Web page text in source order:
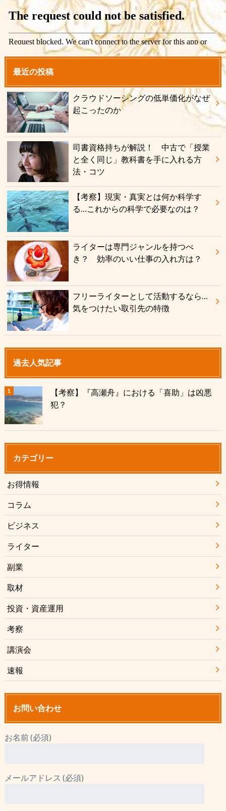
最近の投稿
クラウドソーシングの低単価化がなぜ
起こったのか
司書資格持ちが解説！ 中古で「授業
と全く同じ」教科書を手に入れる方
法・コツ
【考察】現実・真実とは何か科学す
る…これからの科学で必要なのは？
ライターは専門ジャンルを持つべ
き？ 効率のいい仕事の入れ方は？
フリーライターとして活動するなら…
気をつけたい取引先の特徴
過去人気記事
【考察】『高瀬舟』における「喜助」は凶悪
犯？
カテゴリー
お得情報
コラム
ビジネス
ライター
副業
取材
投資・資産運用
考察
講演会
速報
お問い合わせ
お名前 (必須)
メールアドレス (必須)